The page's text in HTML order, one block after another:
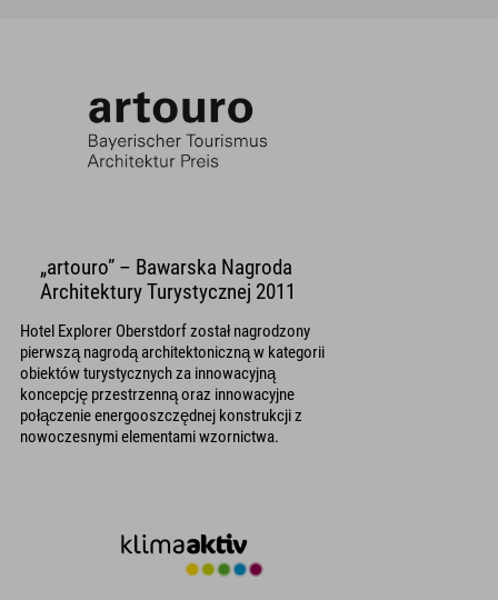
„artouro” – Bawarska Nagroda
Architektury Turystycznej 2011
Hotel Explorer Oberstdorf został nagrodzony
pierwszą nagrodą architektoniczną w kategorii
obiektów turystycznych za innowacyjną
koncepcję przestrzenną oraz innowacyjne
połączenie energooszczędnej konstrukcji z
nowoczesnymi elementami wzornictwa.